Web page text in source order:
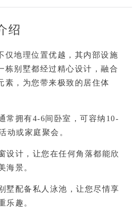
绍
仅地理位置优越，其内部设施
栋别墅都经过精心设计，融合
素，为您带来极致的居住体
常拥有4-6间卧室，可容纳10-
动或家庭聚会。
设计，让您在任何角落都能欣
海景。
墅配备私人泳池，让您尽情享
乐趣。